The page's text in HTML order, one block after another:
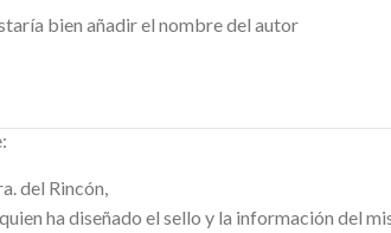
bien añadir el nombre del autor
del Rincón,
ha diseñado el sello y la información del